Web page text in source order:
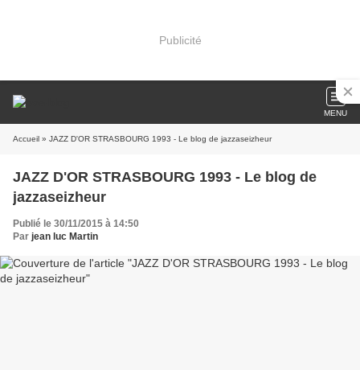
Publicité
MENU
Accueil » JAZZ D'OR STRASBOURG 1993 - Le blog de jazzaseizheur
JAZZ D'OR STRASBOURG 1993 - Le blog de
jazzaseizheur
Publié le 30/11/2015 à 14:50
Par jean luc Martin